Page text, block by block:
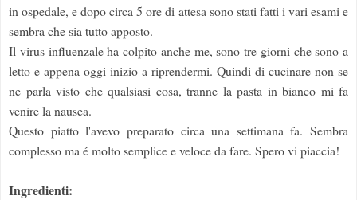
in ospedale, e dopo circa 5 ore di attesa sono stati fatti i vari esami e
sembra che sia tutto apposto.
Il virus influenzale ha colpito anche me, sono tre giorni che sono a
letto e appena oggi inizio a riprendermi. Quindi di cucinare non se
ne parla visto che qualsiasi cosa, tranne la pasta in bianco mi fa
venire la nausea.
Questo piatto l'avevo preparato circa una settimana fa. Sembra
complesso ma é molto semplice e veloce da fare. Spero vi piaccia!
Ingredienti: